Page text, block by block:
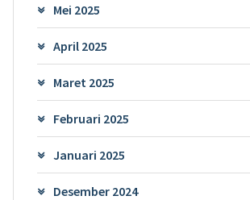
Mei 2025
April 2025
Maret 2025
Februari 2025
Januari 2025
Desember 2024